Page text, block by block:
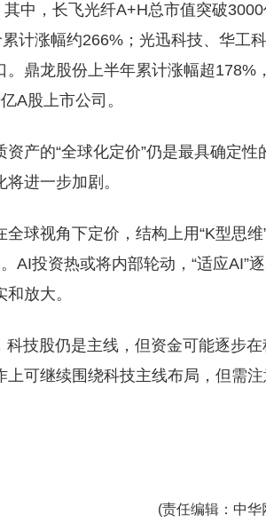
中，长飞光纤A+H总市值突破
计涨幅约266%；光迅科技、华工科
鼎龙股份上半年累计涨幅超178%
A股上市公司。
产的“全球化定价”仍是最具确定性
进一步加剧。
球视角下定价，结构上用“K型思维
AI投资热或将内部轮动，“适应AI”
放大。
技股仍是主线，但资金可能逐步
可继续围绕科技主线布局，但需
(责任编辑 ：中